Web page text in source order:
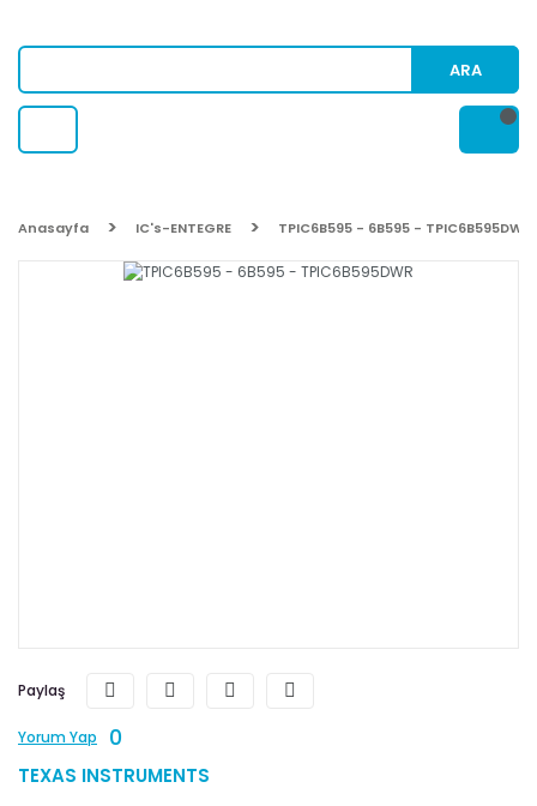
ARA
Anasayfa IC's-ENTEGRE TPIC6B595 - 6B595 - TPIC6B595DWR
Paylaş
Yorum Yap 0
TEXAS INSTRUMENTS